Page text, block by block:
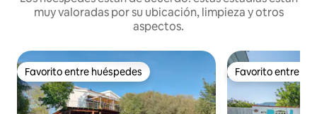
muy valoradas por su ubicación, limpieza y otros
aspectos.
Favorito entre huéspedes
Favorito entre huéspedes Favorito entre
Favorito entre